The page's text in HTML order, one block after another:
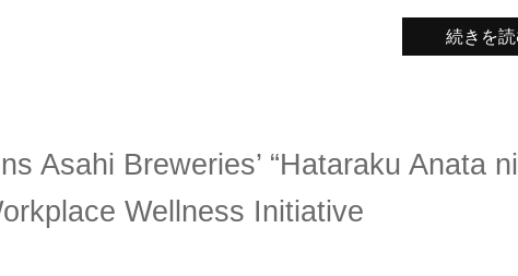
続きを
Asahi Breweries’ “Hataraku Anata ni
Wellness Initiative